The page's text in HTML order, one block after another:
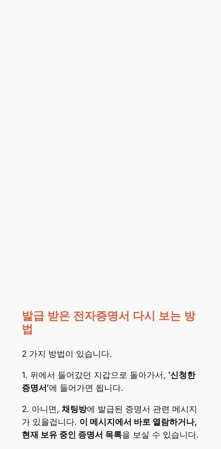
발급 받은 전자증명서 다시 보는 방
법
2 가지 방법이 있습니다.
1. 위에서 들어갔던 지갑으로 돌아가서, ‘신청한
증명서’에 들어가면 됩니다.
2. 아니면, 채팅방에 발급된 증명서 관련 메시지
가 있을겁니다. 이 메시지에서 바로 열람하거나,
현재 보유 중인 증명서 목록을 보실 수 있습니다.